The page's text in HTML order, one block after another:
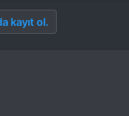
kayıt ol.